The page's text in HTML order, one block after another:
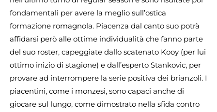
fondamentali per avere la meglio sull’ostica
formazione romagnola. Piacenza dal canto suo potrà
affidarsi però alle ottime individualità che fanno parte
del suo roster, capeggiate dallo scatenato Kooy (per lui
ottimo inizio di stagione) e dall’esperto Stankovic, per
provare ad interrompere la serie positiva dei brianzoli. I
piacentini, come i monzesi, sono capaci anche di
giocare sul lungo, come dimostrato nella sfida contro